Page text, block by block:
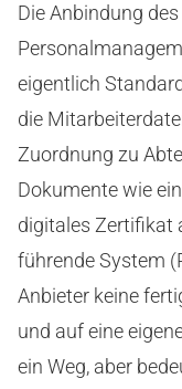
Die Anbindung
eigentlich
die
Zuordnung zu
Dokumente wie
digitales Zertifikat
führende System
Anbieter keine
und auf eine
ein Weg, aber